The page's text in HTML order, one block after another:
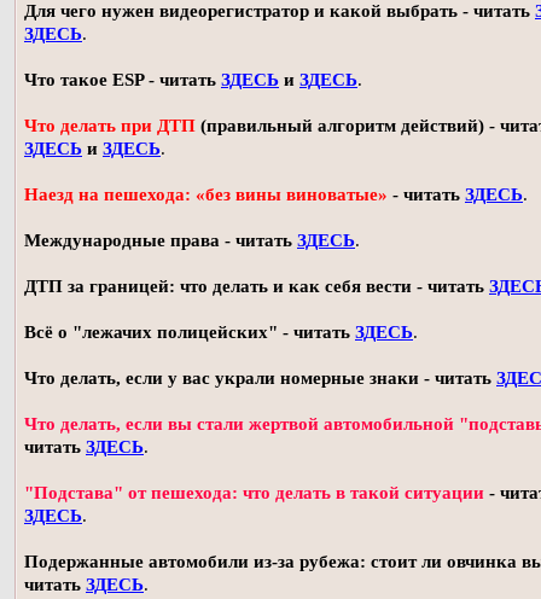
Для чего нужен видеорегистратор и какой выбрать - читать
ЗДЕСЬ.
Что такое ESP - читать ЗДЕСЬ и ЗДЕСЬ.
Что делать при ДТП (правильный алгоритм действий) -
ЗДЕСЬ и ЗДЕСЬ.
Наезд на пешехода: «без вины виноватые» - читать ЗДЕСЬ.
Международные права - читать ЗДЕСЬ.
ДТП за границей: что делать и как себя вести - читать
Всё о "лежачих полицейских" - читать ЗДЕСЬ.
Что делать, если у вас украли номерные знаки - читать
Что делать, если вы стали жертвой автомобильной
читать ЗДЕСЬ.
"Подстава" от пешехода: что делать в такой ситуации -
ЗДЕСЬ.
Подержанные автомобили из-за рубежа: стоит ли овчинка
читать ЗДЕСЬ.